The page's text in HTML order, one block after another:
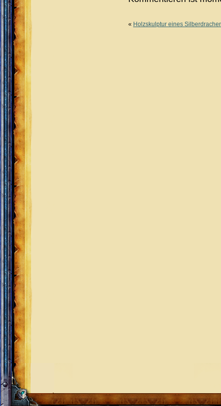
« Holzskulptur eines